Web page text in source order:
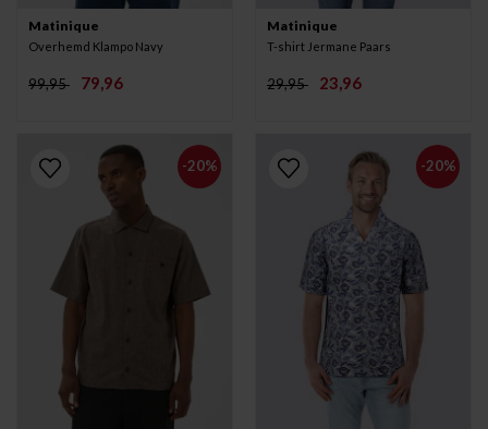
Matinique
Overhemd Klampo Navy
99,95 79,96
Matinique
T-shirt Jermane Paars
29,95 23,96
-20% -20%